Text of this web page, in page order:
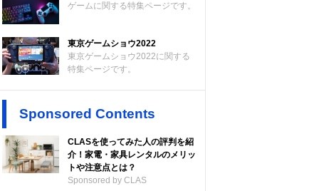
ゲームに関する特集ページです。
東京ゲームショウ2022
東京ゲームショウ2022に関する
特集ページです。
Sponsored Contents
CLASを使ってみた人の評判を紹
介！家電・家具レンタルのメリッ
トや注意点とは？
Sponsored by CLAS